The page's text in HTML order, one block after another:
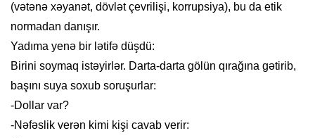
(vətənə xəyanət, dövlət çevrilişi, korrupsiya), bu da etik
normadan danışır.
Yadıma yenə bir lətifə düşdü:
Birini soymaq istəyirlər. Darta-darta gölün qırağına gətirib,
başını suya soxub soruşurlar:
-Dollar var?
-Nəfəslik verən kimi kişi cavab verir: